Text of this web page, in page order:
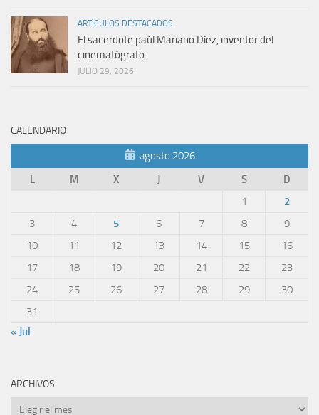
ARTÍCULOS DESTACADOS
El sacerdote paúl Mariano Díez, inventor del
cinematógrafo
JULIO 29, 2026
CALENDARIO
agosto 2026
L
M X J V S
D
1
2
3
4 5 6 7 8
9
10
11 12 13 14 15
16
17
18 19 20 21 22
23
24
25 26 27 28 29
30
31
« Jul
ARCHIVOS
Archivos